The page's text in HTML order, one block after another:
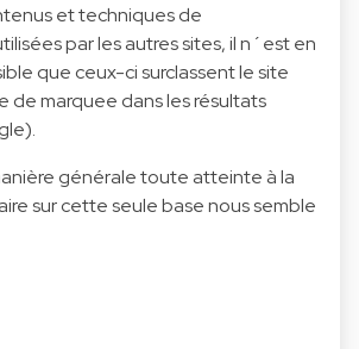
et techniques de
par les autres sites, il n´est en
que ceux-ci surclassent le site
de marquee dans les résultats
générale toute atteinte à la
surcette seule base nous semble